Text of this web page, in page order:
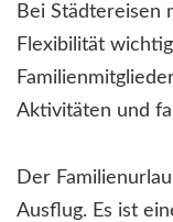
Bei Städtereisen
Flexibilität
Aktivitäten und
Der
Ausflug. Es ist